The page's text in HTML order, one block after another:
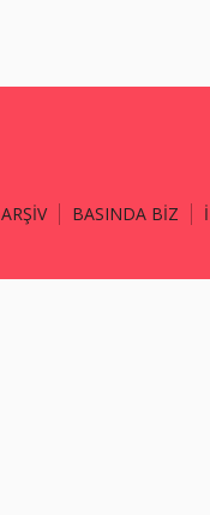
ARŞİV BASINDA BİZ